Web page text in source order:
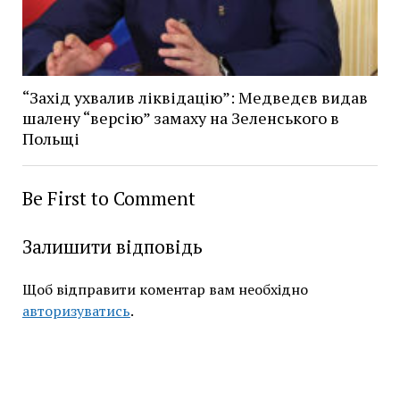
“Захід ухвалив ліквідацію”: Медведєв видав
шалену “версію” замаху на Зеленського в
Польщі
Be First to Comment
Залишити відповідь
Щоб відправити коментар вам необхідно
авторизуватись.